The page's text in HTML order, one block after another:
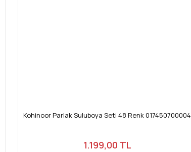
Kohinoor Parlak Suluboya Seti 48 Renk 017450700004
1.199,00 TL